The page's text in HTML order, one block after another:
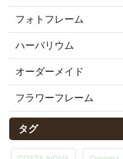
フォトフレーム
ハーバリウム
オーダーメイド
フラワーフレーム
タグ